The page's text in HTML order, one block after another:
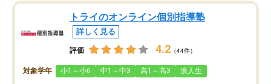
トライのオンライン個別指導塾
詳しく見る
評価 4.2 （44件）
対象学年 小1～小6 中1～中3 高1～高3 浪人生